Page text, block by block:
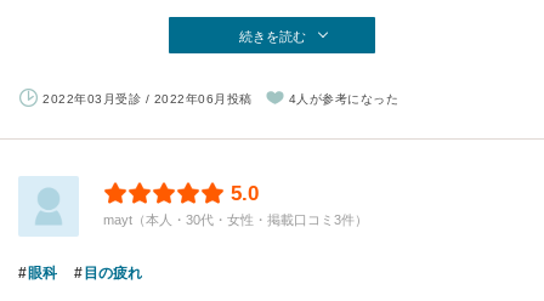
続きを読む
2022年03月受診 / 2022年06月投稿 4人が参考になった
5.0
mayt（本人・30代・女性・掲載口コミ3件）
眼科 目の疲れ